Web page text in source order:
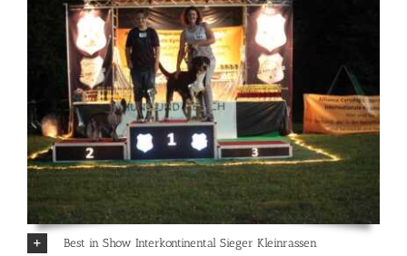
Best in Show Interkontinental Sieger Kleinrassen